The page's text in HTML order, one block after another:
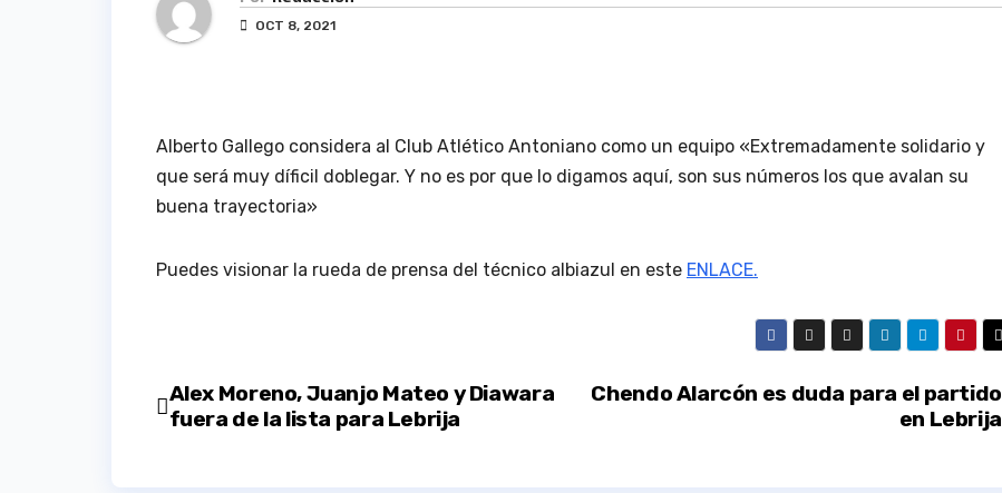
OCT 8, 2021
Alberto Gallego considera al Club Atlético Antoniano como un equipo «Extremadamente solidario y
que será muy díficil doblegar. Y no es por que lo digamos aquí, son sus números los que avalan su
buena trayectoria»
Puedes visionar la rueda de prensa del técnico albiazul en este ENLACE.
Navegación
Chendo Alarcón es duda para el partido
en Lebrija
Alex Moreno, Juanjo Mateo y Diawara
fuera de la lista para Lebrija